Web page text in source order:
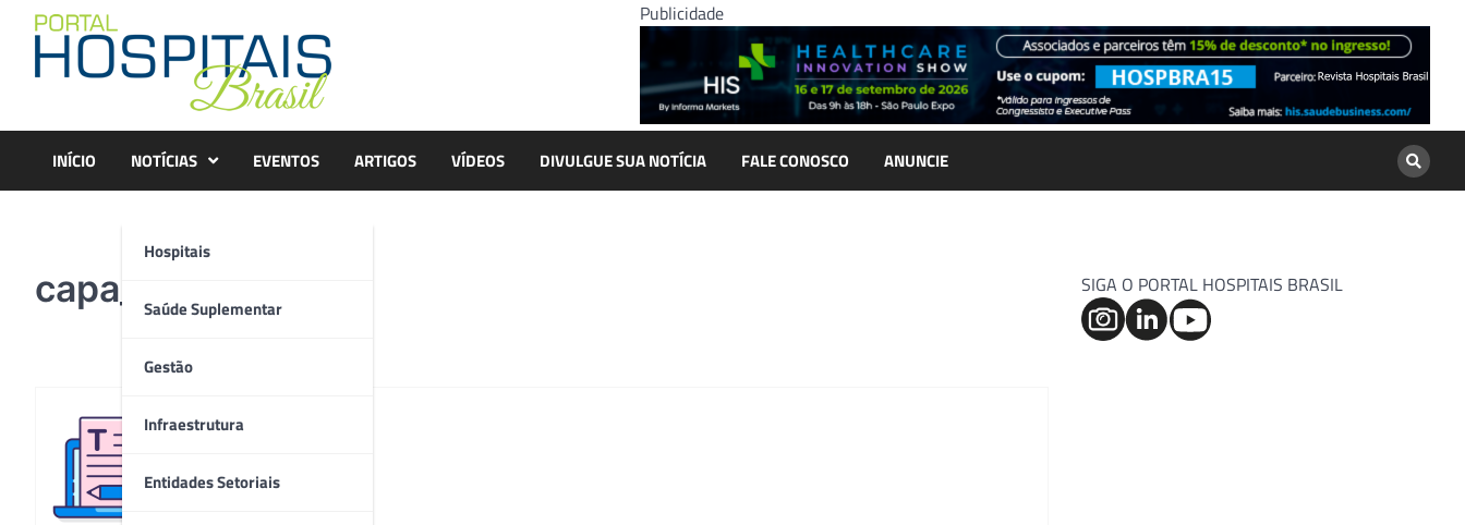
content
Publicidade
INÍCIO NOTÍCIAS
Hospitais
Saúde Suplementar
Gestão
Infraestrutura
Entidades Setoriais
EVENTOS ARTIGOS VÍDEOS DIVULGUE SUA NOTÍCIA FALE CONOSCO ANUNCIE
capa_livro SIGA O PORTAL HOSPITAIS BRASIL